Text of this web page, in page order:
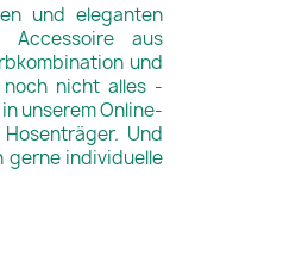
und eleganten
Accessoire aus
und
nicht alles -
unserem Online-
Und
gerne individuelle